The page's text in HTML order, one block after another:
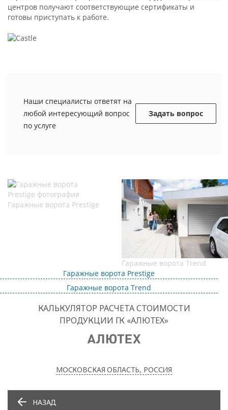
центров получают соответствующие сертификаты и
готовы приступать к работе.
Наши специалисты ответят на
любой интересующий вопрос
по услуге
Задать вопрос
Гаражные ворота Prestige
Гаражные ворота Trend
Гаражные ворота Prestige
Гаражные ворота Trend